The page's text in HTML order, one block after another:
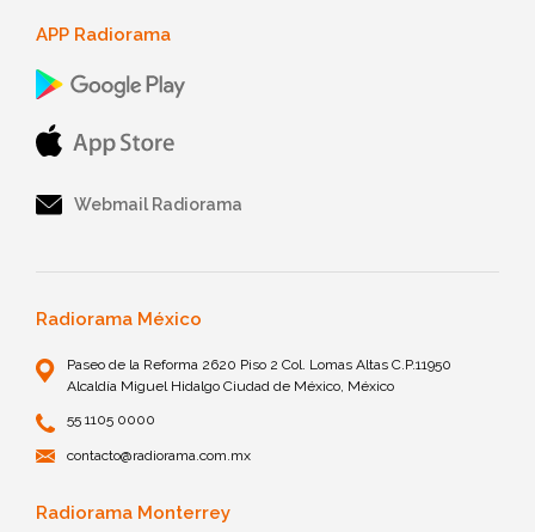
APP Radiorama
Webmail Radiorama
Radiorama México
Paseo de la Reforma 2620 Piso 2 Col. Lomas Altas C.P.11950
Alcaldía Miguel Hidalgo Ciudad de México, México
55 1105 0000
contacto@radiorama.com.mx
Radiorama Monterrey